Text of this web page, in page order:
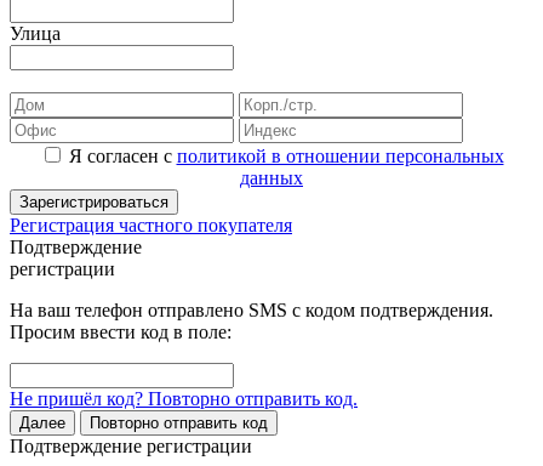
Улица
Я согласен с политикой в отношении персональных
данных
Зарегистрироваться
Регистрация частного покупателя
Подтверждение
регистрации
На ваш телефон отправлено SMS с кодом подтверждения.
Просим ввести код в поле:
Не пришёл код? Повторно отправить код.
Далее Повторно отправить код
Подтверждение регистрации